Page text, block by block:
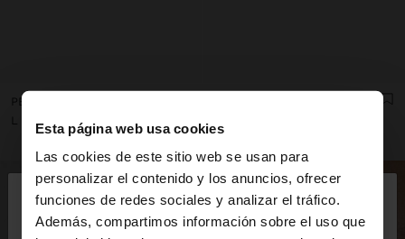
Esta página web usa cookies
Las cookies de este sitio web se usan para
personalizar el contenido y los anuncios, ofrecer
funciones de redes sociales y analizar el tráfico.
Además, compartimos información sobre el uso que
hola